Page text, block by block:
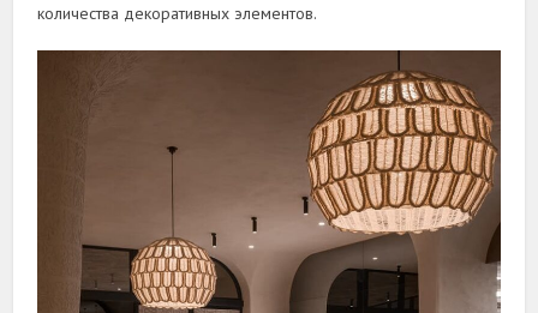
количества декоративных элементов.